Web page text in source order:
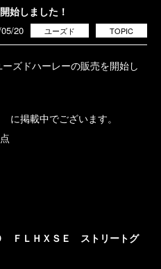
始しました！
TOPIC
ユーズド
20
ズドハーレーの販売を開始し
に掲載中でございます。
ＦＬＨＸＳＥ ストリートグ